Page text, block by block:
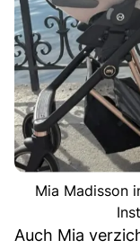
Mia Madisson
Auch Mia